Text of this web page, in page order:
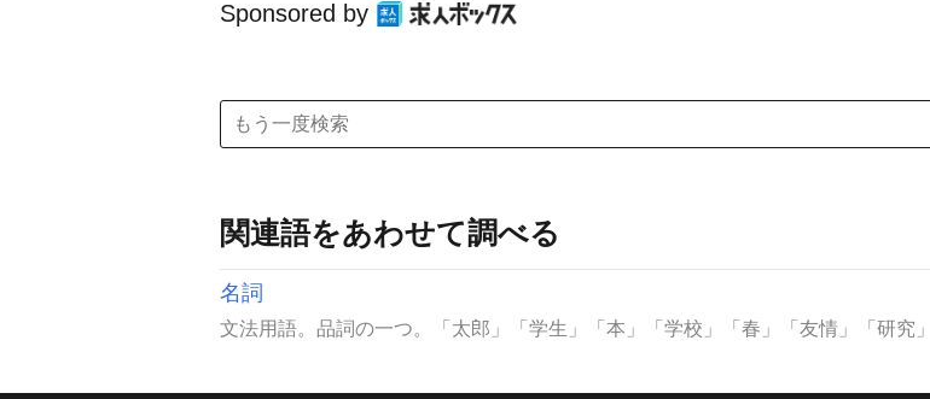
Sponsored by
関連語をあわせて調べる
名詞
文法用語。品詞の一つ。「太郎」「学生」「本」「学校」「春」「友情」「研究